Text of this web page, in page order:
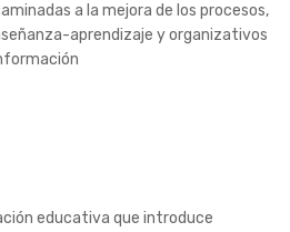
a la mejora de los procesos,
aprendizaje y organizativos
educativa que introduce